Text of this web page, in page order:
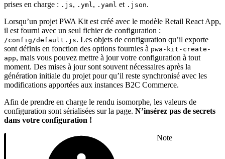
prises en charge : .js, .yml , .yaml et .json.
Lorsqu’un projet PWA Kit est créé avec le modèle Retail React App,
il est fourni avec un seul fichier de configuration :
/config/default.js. Les objets de configuration qu’il exporte
sont définis en fonction des options fournies à pwa-kit-create-
app, mais vous pouvez mettre à jour votre configuration à tout
moment. Des mises à jour sont souvent nécessaires après la
génération initiale du projet pour qu’il reste synchronisé avec les
modifications apportées aux instances B2C Commerce.
Afin de prendre en charge le rendu isomorphe, les valeurs de
configuration sont sérialisées sur la page. N’insérez pas de secrets
dans votre configuration !
Note